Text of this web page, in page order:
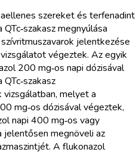
szereket és terfenadint
megnyúlása
jelentkezése
végeztek. Az egyik
200 mg‑os napi dózisával
melyet a
mg‑os dózisával végeztek,
napi 400 mg‑os vagy
jelentősen megnöveli az
A flukonazol